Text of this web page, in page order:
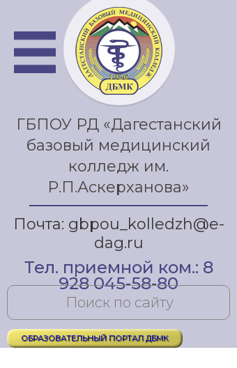
ГБПОУ РД «Дагестанский
базовый медицинский
колледж им.
Р.П.Аскерханова»
Почта: gbpou_kolledzh@e-
dag.ru
Тел. приемной ком.: 8
928 045-58-80
ОБРАЗОВАТЕЛЬНЫЙ ПОРТАЛ ДБМК